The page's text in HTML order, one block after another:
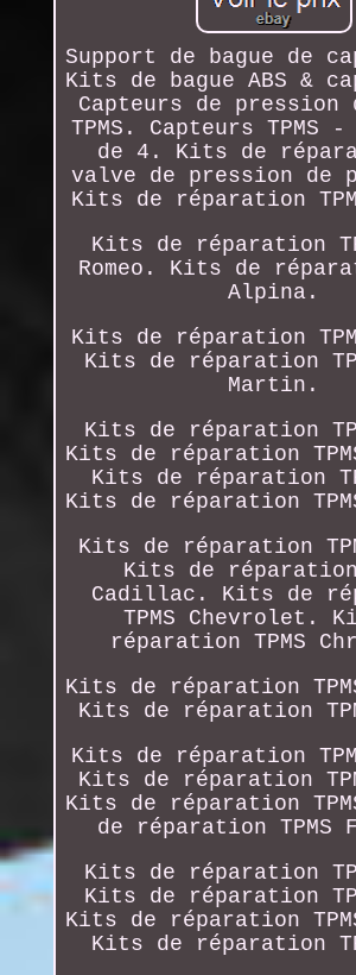
Support de bague de
Kits de bague ABS &
Capteurs de pression
TPMS. Capteurs TPMS -
de 4. Kits de
valve de pression de
Kits de réparation
Kits de réparation
Romeo. Kits de
Alpina.
Kits de réparation
Kits de réparation
Martin.
Kits de réparation
Kits de réparation
Kits de réparation
Kits de réparation
Kits de réparation
Kits de réparation
Cadillac. Kits de
TPMS Chevrolet.
réparation TPMS
Kits de réparation
Kits de réparation
Kits de réparation
Kits de réparation
Kits de réparation
de réparation TPMS
Kits de réparation
Kits de réparation
Kits de réparation
Kits de réparation